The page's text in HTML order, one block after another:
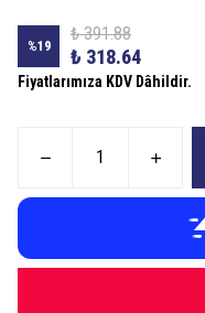
%19
₺ 391.88
₺ 318.64
Fiyatlarımıza KDV Dâhildir.